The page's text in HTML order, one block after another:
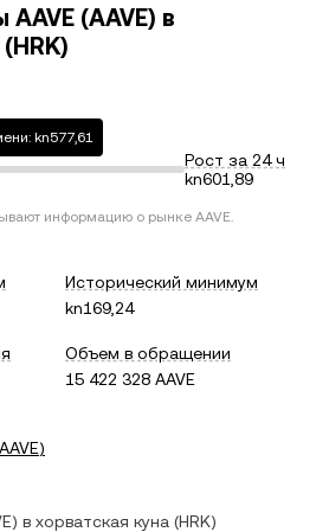
(AAVE) в
kn577,61
Рост за 24 ч
kn601,89
информацию о рынке AAVE.
Исторический минимум
kn169,24
Объем в обращении
15 422 328 AAVE
AAVE)
) в хорватская куна (HRK)